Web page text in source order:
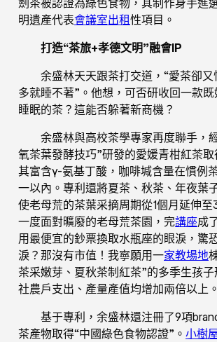
明遺產代表會議室出租性項目。
打造“茶旅+孝德文明”融會IP
余盛林天天跟茶打交道，“愛茶卻
多就睡不著”。他想，可否研收回一款
睡眠的茶？這能否躲著新商機？
余盛林與高校茶學專家再度聯手，
氧茶葉發酵技巧”研發的愛媛青柑紅茶取
其富含γ-氨基丁酸，咖啡堿含量在慣例
一以內。專利還將夏茶、秋茶、年夜葉
使老母荒的茶葉采摘周期從1個月延伸至
一度面對曠廢的老母荒茶園，完講座成
用最便宜的鈔票換取水瓶座的眼淚，驚
淚？那沒有市值！我寧願用一家教場地
茶采嫩芽、夏秋茶制紅茶”的多季生孩
社農戶支出、產量產值均增加兩倍以上。
基于專利，余盛林還注冊了9項
茶產物取得“中國綠色食物認證”。 小樹